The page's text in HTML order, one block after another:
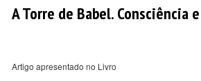
A Torre de Babel. Consciência
Artigo apresentado no Livro